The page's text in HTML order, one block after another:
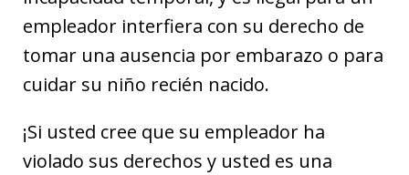
empleador interfiera con su derecho de
tomar una ausencia por embarazo o para
cuidar su niño recién nacido.
¡Si usted cree que su empleador ha
violado sus derechos y usted es una